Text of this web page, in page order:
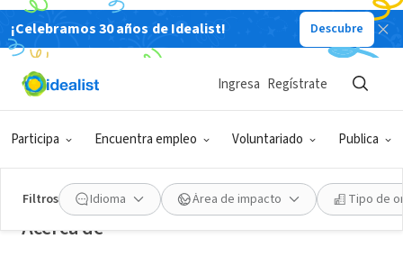
¡Celebramos 30 años de Idealist! Descubre
Participa Encuentra empleo Voluntariado Publica
Ingresa Regístrate
Filtros Idioma Área de impacto Tipo de
Marketing Vegano
Buenos Aires, Cdad. Autónoma de
Buenos Aires, Argentina
Acerca de